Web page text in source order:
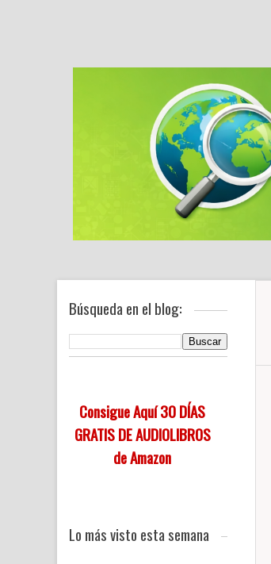
Búsqueda en el blog:
Consigue Aquí 30 DÍAS
GRATIS DE AUDIOLIBROS
de Amazon
Lo más visto esta semana